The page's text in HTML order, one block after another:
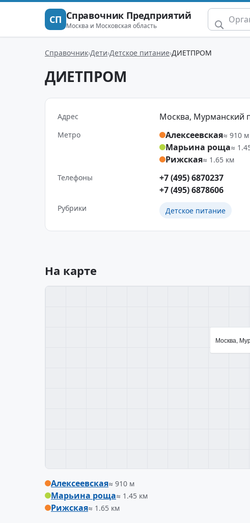
СП Справочник Предприятий
Москва и Московская область
Справочник Дети Детское питание ДИЕТПРОМ
ДИЕТПРОМ
Адрес Москва, Мурманский
Метро Алексеевская≈ 910 м
Марьина роща≈
Рижская≈ 1.65 км
Телефоны
+7 (495) 6870237
+7 (495) 6878606
Рубрики Детское питание
На карте
Москва,
Алексеевская≈ 910 м
Марьина роща≈ 1.45 км
Рижская≈ 1.65 км